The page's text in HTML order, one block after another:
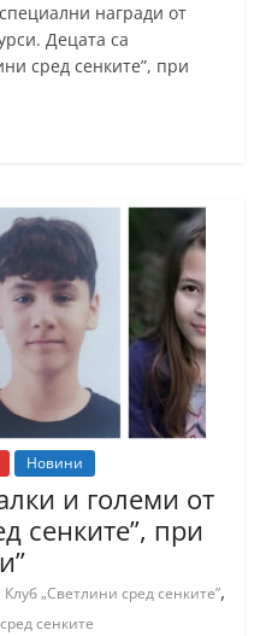
награди от
Децата са
сред сенките”, при
Новини
и големи от
сенките”, при
Клуб „Светлини сред сенките”,
сенките